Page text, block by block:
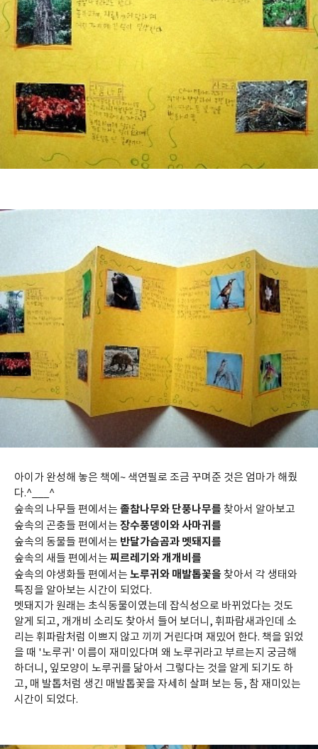
아이가 완성해 놓은 책에~ 색연필로 조금 꾸며준 것은 엄마가 해줬
다.^___^
숲속의 나무들 편에서는 졸참나무와 단풍나무를 찾아서 알아보고
숲속의 곤충들 편에서는 장수풍뎅이와 사마귀를
숲속의 동물들 편에서는 반달가슴곰과 멧돼지를
숲속의 새들 편에서는 찌르레기와 개개비를
숲속의 야생화들 편에서는 노루귀와 매발톱꽃을찾아서 각 생태와
특징을 알아보는 시간이 되었다.
멧돼지가 원래는 초식동물이였는데 잡식성으로 바뀌었다는 것도
알게 되고, 개개비 소리도 찾아서 들어 보더니, 휘파람새과인데 소
리는 휘파람처럼 이쁘지 않고 끼끼 거린다며 재밌어 한다. 책을 읽었
을 때 '노루귀' 이름이 재미있다며 왜 노루귀라고 부르는지 궁금해
하더니, 잎모양이 노루귀를 닮아서 그렇다는 것을 알게 되기도 하
고, 매 발톱처럼 생긴 매발톱꽃을 자세히 살펴 보는 등, 참 재미있는
시간이 되었다.